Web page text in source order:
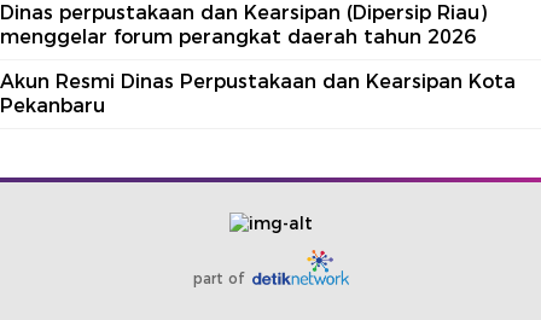
Dinas perpustakaan dan Kearsipan (Dipersip Riau)
menggelar forum perangkat daerah tahun 2026
Akun Resmi Dinas Perpustakaan dan Kearsipan Kota
Pekanbaru
part of